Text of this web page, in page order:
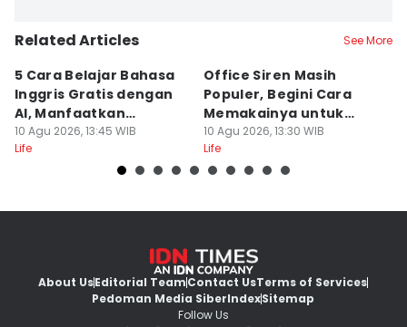
Related Articles See More
5 Cara Belajar Bahasa
Inggris Gratis dengan
AI, Manfaatkan
Teknologi!
10 Agu 2026, 13:45 WIB
Life
Office Siren Masih
Populer, Begini Cara
Memakainya untuk
Sehari-hari
10 Agu 2026, 13:30 WIB
Life
About UsEditorial TeamContact UsTerms of Services
Pedoman Media SiberIndexSitemap
Follow Us